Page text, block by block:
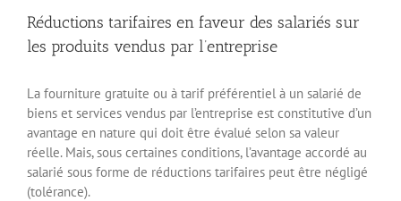
Réductions tarifaires en faveur des salariés sur
les produits vendus par l’entreprise
La fourniture gratuite ou à tarif préférentiel à un salarié de
biens et services vendus par l’entreprise est constitutive d’un
avantage en nature qui doit être évalué selon sa valeur
réelle. Mais, sous certaines conditions, l’avantage accordé au
salarié sous forme de réductions tarifaires peut être négligé
(tolérance).